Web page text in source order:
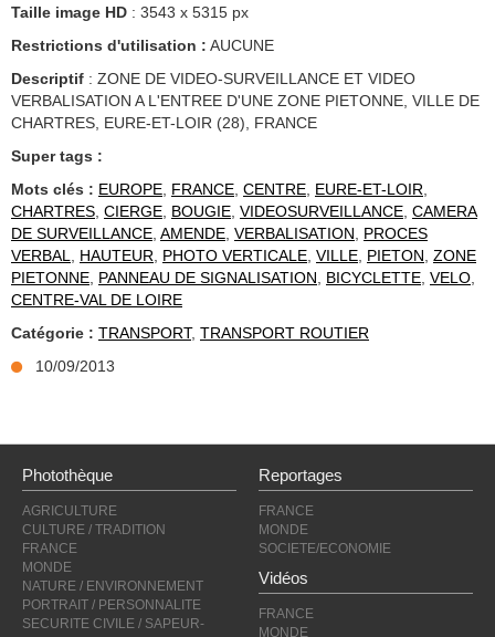
Taille image HD : 3543 x 5315 px
Restrictions d'utilisation : AUCUNE
Descriptif : ZONE DE VIDEO-SURVEILLANCE ET VIDEO
VERBALISATION A L'ENTREE D'UNE ZONE PIETONNE, VILLE DE
CHARTRES, EURE-ET-LOIR (28), FRANCE
Super tags :
Mots clés : EUROPE, FRANCE, CENTRE, EURE-ET-LOIR,
CHARTRES, CIERGE, BOUGIE, VIDEOSURVEILLANCE, CAMERA
DE SURVEILLANCE, AMENDE, VERBALISATION, PROCES
VERBAL, HAUTEUR, PHOTO VERTICALE, VILLE, PIETON, ZONE
PIETONNE, PANNEAU DE SIGNALISATION, BICYCLETTE, VELO,
CENTRE-VAL DE LOIRE
Catégorie : TRANSPORT, TRANSPORT ROUTIER
10/09/2013
Photothèque
AGRICULTURE
CULTURE / TRADITION
FRANCE
MONDE
NATURE / ENVIRONNEMENT
PORTRAIT / PERSONNALITE
SECURITE CIVILE / SAPEUR-
Reportages
FRANCE
MONDE
SOCIETE/ECONOMIE
Vidéos
FRANCE
MONDE